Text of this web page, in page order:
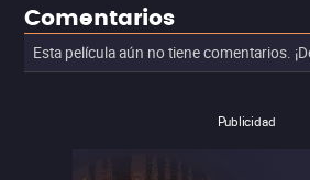
Comentarios
Esta película aún no tiene comentarios.
Publicidad